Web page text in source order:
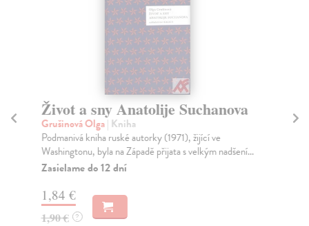
Život a sny Anatolije Suchanova
Grušinová Olga| Kniha
Podmanivá kniha ruské autorky (1971), žijící ve
Washingtonu, byla na Západě přijata s velkým nadšení...
Zasielame do 12 dní
1,84 €
1,90 € ?